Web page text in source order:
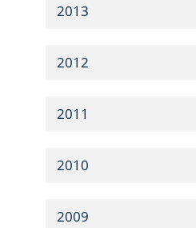
2013
2012
2011
2010
2009